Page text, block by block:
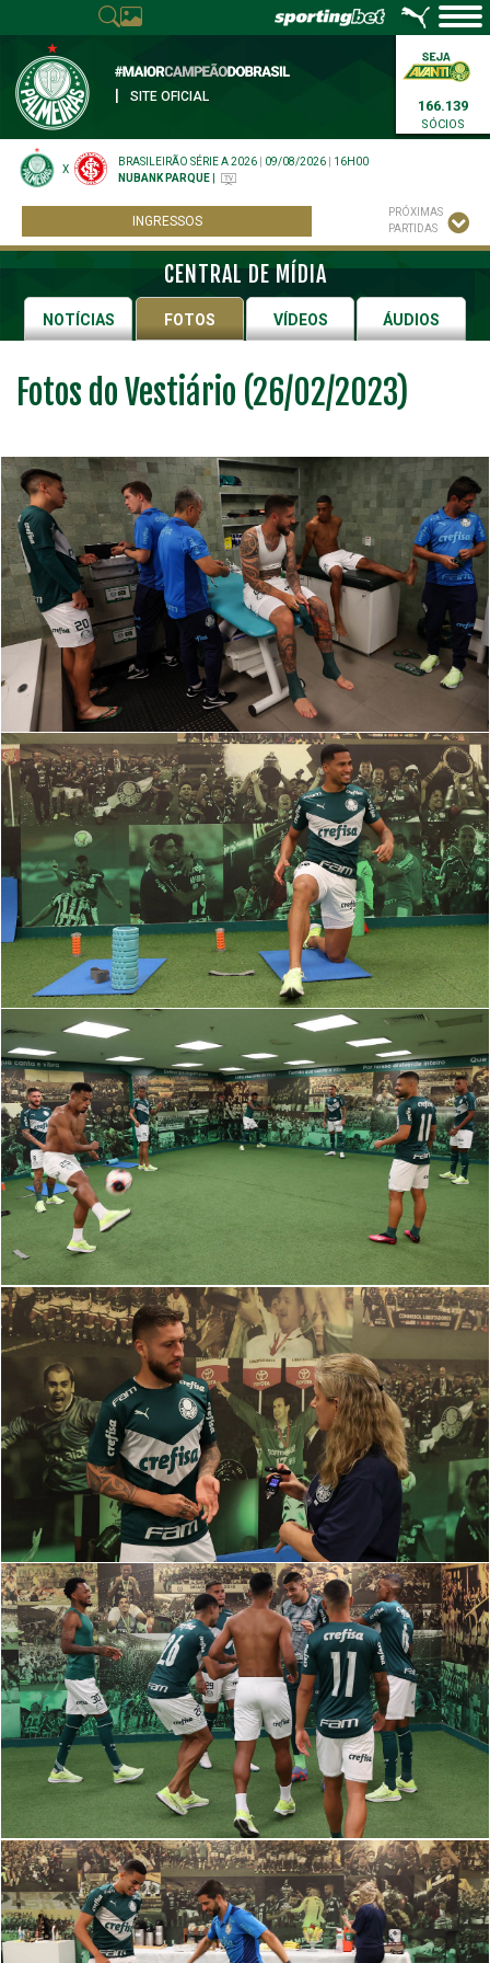
SITE OFICIAL
166.139
SÓCIOS
X
BRASILEIRÃO SÉRIE A 2026 09/08/2026
16H00
NUBANK PARQUE
INGRESSOS
PRÓXIMAS
PARTIDAS
CENTRAL DE MÍDIA
NOTÍCIAS FOTOS VÍDEOS ÁUDIOS
Fotos do Vestiário (26/02/2023)